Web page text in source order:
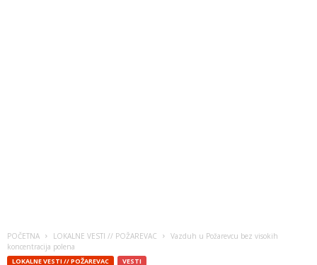
POČETNA LOKALNE VESTI // POŽAREVAC
Vazduh u Požarevcu bez visokih
koncentracija polena
LOKALNE VESTI // POŽAREVAC VESTI